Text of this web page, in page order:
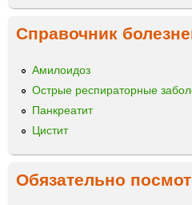
Справочник
Амилоидоз
Острые респираторные
Панкреатит
Цистит
Обязательно